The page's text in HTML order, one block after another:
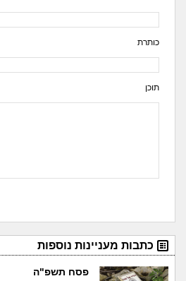
כותרת
תוכן
כתבות מעניינות נוספות
פסח תשפ"ה